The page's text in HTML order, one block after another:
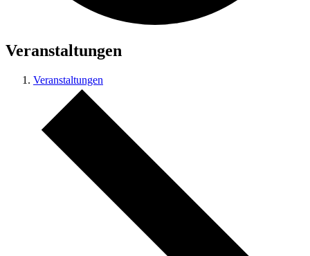
Veranstaltungen
Veranstaltungen